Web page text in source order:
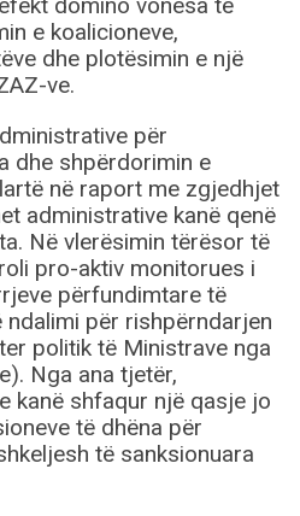
e koalicioneve,
dhe plotësimin e një
ve.
për
dhe shpërdorimin e
në raport me zgjedhjet
administrative kanë qenë
Në vlerësimin tërësor të
pro-aktiv monitorues i
përfundimtare të
ndalimi për rishpërndarjen
politik të Ministrave nga
Nga ana tjetër,
kanë shfaqur një qasje jo
të dhëna për
të sanksionuara